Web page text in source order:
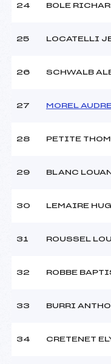
24 BOLE
25 LOCATELLI
26 SCHWALB
27 MOREL
28 PETITE
29 BLANC LOUAN
30 LEMAIRE
31 ROUSSEL
32 ROBBE
33 BURRI
34 CRETENET